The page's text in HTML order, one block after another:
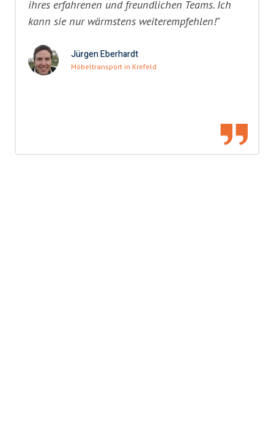
ihres erfahrenen und freundlichen Teams. Ich
kann sie nur wärmstens weiterempfehlen!"
Jürgen Eberhardt
Möbeltransport in Krefeld